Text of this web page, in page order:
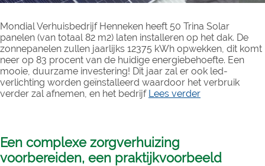
Mondial Verhuisbedrijf Henneken heeft 50 Trina Solar
panelen (van totaal 82 m2) laten installeren op het dak. De
zonnepanelen zullen jaarlijks 12375 kWh opwekken, dit komt
neer op 83 procent van de huidige energiebehoefte. Een
mooie, duurzame investering! Dit jaar zal er ook led-
verlichting worden geïnstalleerd waardoor het verbruik
verder zal afnemen, en het bedrijf Lees verder
Een complexe zorgverhuizing
voorbereiden, een praktijkvoorbeeld